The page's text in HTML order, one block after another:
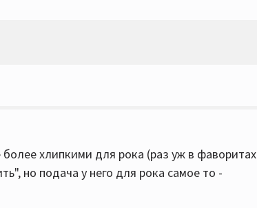
хлипкими для рока (раз уж в фаворитах
но подача у него для рока самое то -